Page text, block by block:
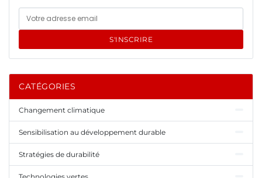
S'INSCRIRE
CATÉGORIES
Changement climatique
Sensibilisation au développement durable
Stratégies de durabilité